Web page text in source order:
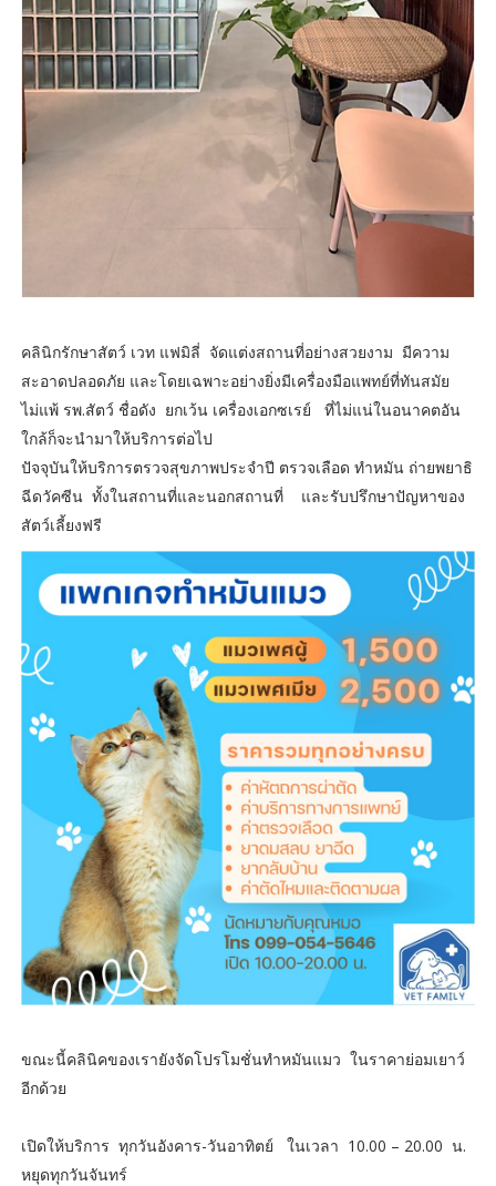
คลินิกรักษาสัตว์ เวท แฟมิลี่ จัดแต่งสถานที่อย่างสวยงาม มีความ
สะอาดปลอดภัย และโดยเฉพาะอย่างยิ่งมีเครื่องมือแพทย์ที่ทันสมัย
ไม่แพ้ รพ.สัตว์ ชื่อดัง ยกเว้น เครื่องเอกซเรย์ ที่ไม่แน่ในอนาคตอัน
ใกล้ก็จะนำมาให้บริการต่อไป
ปัจจุบันให้บริการตรวจสุขภาพประจำปี ตรวจเลือด ทำหมัน ถ่ายพยาธิ
ฉีดวัคซีน ทั้งในสถานที่และนอกสถานที่ และรับปรึกษาปัญหาของ
สัตว์เลี้ยงฟรี
ขณะนี้คลินิคของเรายังจัดโปรโมชั่นทำหมันแมว ในราคาย่อมเยาว์
อีกด้วย
เปิดให้บริการ ทุกวันอังคาร-วันอาทิตย์ ในเวลา 10.00 – 20.00 น.
หยุดทุกวันจันทร์